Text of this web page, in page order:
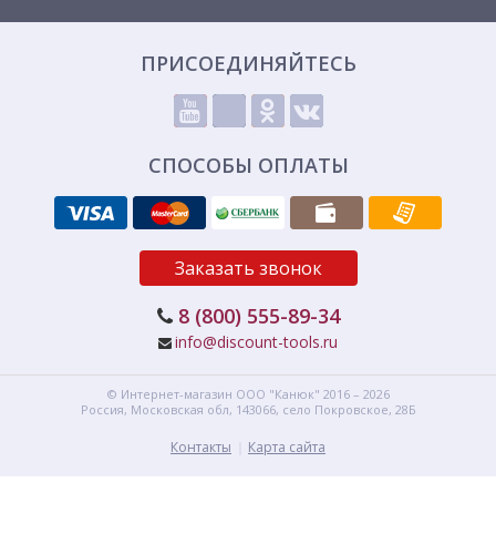
ПРИСОЕДИНЯЙТЕСЬ
СПОСОБЫ ОПЛАТЫ
Заказать звонок
8 (800) 555-89-34
info@discount-tools.ru
© Интернет-магазин ООО "Канюк" 2016 – 2026
Россия, Московская обл, 143066, село Покровское, 28Б
Контакты Карта сайта